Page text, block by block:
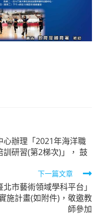
心辦理「2021年海洋職
研習(第2梯次)」， 鼓
下一篇文章
市藝術領域學科平台」
施計畫(如附件)，敬邀教
師參加